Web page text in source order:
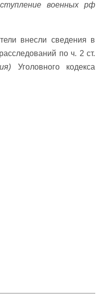
военных рф
внесли сведения в
по ч. 2 ст.
Уголовного кодекса